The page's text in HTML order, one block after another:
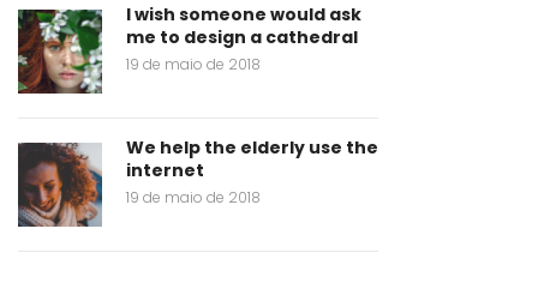
I wish someone would ask
me to design a cathedral
19 de maio de 2018
We help the elderly use the
internet
19 de maio de 2018